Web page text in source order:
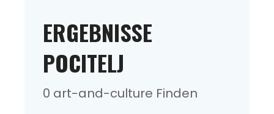
ERGEBNISSE
POCITELJ
0 art-and-culture Finden